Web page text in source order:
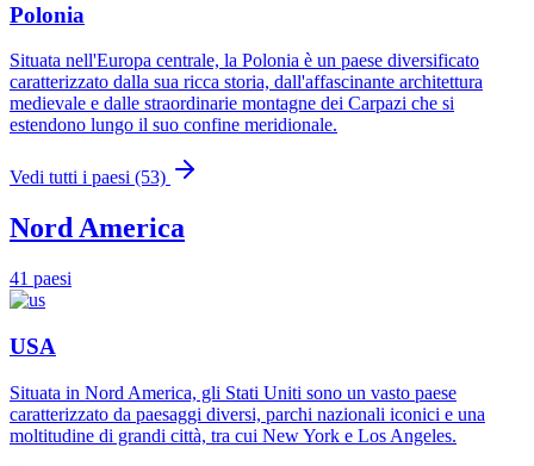
Polonia
Situata nell'Europa centrale, la Polonia è un paese diversificato
caratterizzato dalla sua ricca storia, dall'affascinante architettura
medievale e dalle straordinarie montagne dei Carpazi che si
estendono lungo il suo confine meridionale.
Vedi tutti i paesi (53)
Nord America
41 paesi
USA
Situata in Nord America, gli Stati Uniti sono un vasto paese
caratterizzato da paesaggi diversi, parchi nazionali iconici e una
moltitudine di grandi città, tra cui New York e Los Angeles.